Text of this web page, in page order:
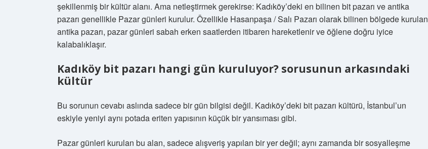
şekillenmiş bir kültür alanı. Ama netleştirmek gerekirse: Kadıköy’deki en bilinen bit pazarı ve antika
pazarı genellikle Pazar günleri kurulur. Özellikle Hasanpaşa / Salı Pazarı olarak bilinen bölgede kurulan
antika pazarı, pazar günleri sabah erken saatlerden itibaren hareketlenir ve öğlene doğru iyice
kalabalıklaşır.
Kadıköy bit pazarı hangi gün kuruluyor? sorusunun arkasındaki
kültür
Bu sorunun cevabı aslında sadece bir gün bilgisi değil. Kadıköy’deki bit pazarı kültürü, İstanbul’un
eskiyle yeniyi aynı potada eriten yapısının küçük bir yansıması gibi.
Pazar günleri kurulan bu alan, sadece alışveriş yapılan bir yer değil; aynı zamanda bir sosyalleşme